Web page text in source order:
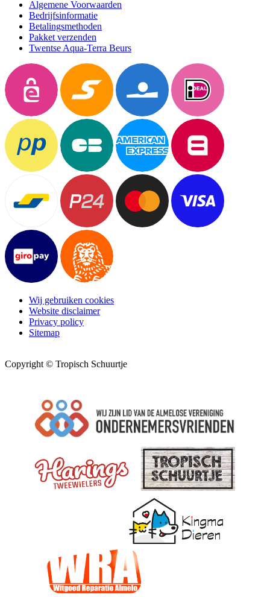
Algemene Voorwaarden
Bedrijfsinformatie
Betalingsmethoden
Pakket verzenden
Twentse Aqua-Terra Beurs
Wij gebruiken cookies
Website disclaimer
Privacy policy
Sitemap
Copyright © Tropisch Schuurtje